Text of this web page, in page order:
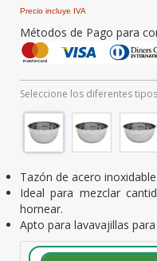
Precio incluye IVA
Métodos de Pago para
Seleccione los diferentes
Tazón de acero inoxidable.
Ideal para mezclar
hornear.
Apto para lavavajillas